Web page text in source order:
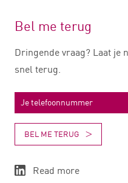
Bel me terug
Dringende vraag? Laat je
snel terug.
BEL ME TERUG
Read more